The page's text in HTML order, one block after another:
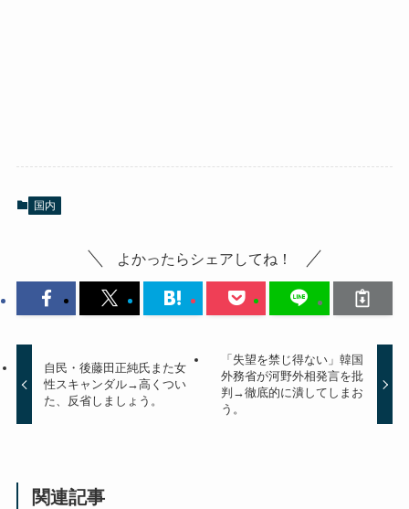
国内
よかったらシェアしてね！
自民・後藤田正純氏また女
性スキャンダル→高くつい
た、反省しましょう。
「失望を禁じ得ない」韓国
外務省が河野外相発言を批
判→徹底的に潰してしまお
う。
関連記事